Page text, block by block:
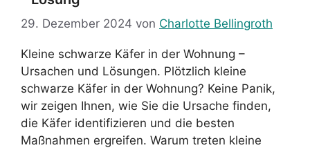
29. Dezember 2024 von Charlotte Bellingroth
Kleine schwarze Käfer in der Wohnung –
Ursachen und Lösungen. Plötzlich kleine
schwarze Käfer in der Wohnung? Keine Panik,
wir zeigen Ihnen, wie Sie die Ursache finden,
die Käfer identifizieren und die besten
Maßnahmen ergreifen. Warum treten kleine